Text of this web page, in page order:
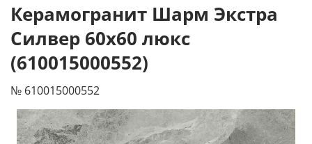
Керамогранит Шарм Экстра
Силвер 60x60 люкс
(610015000552)
№ 610015000552